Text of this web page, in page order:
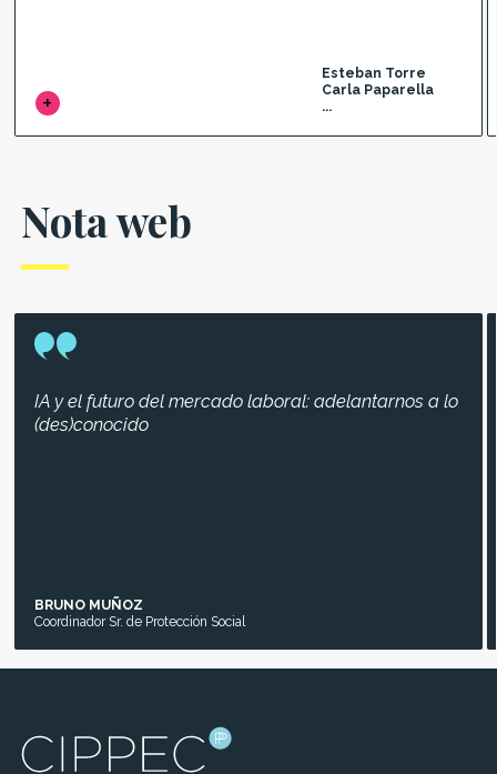
Esteban Torre
Carla Paparella
...
Nota web
IA y el futuro del mercado laboral: adelantarnos a lo
(des)conocido
BRUNO MUÑOZ
Coordinador Sr. de Protección Social